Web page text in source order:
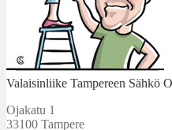
Valaisinliike Tampereen Sähkö
Ojakatu 1
33100 Tampere